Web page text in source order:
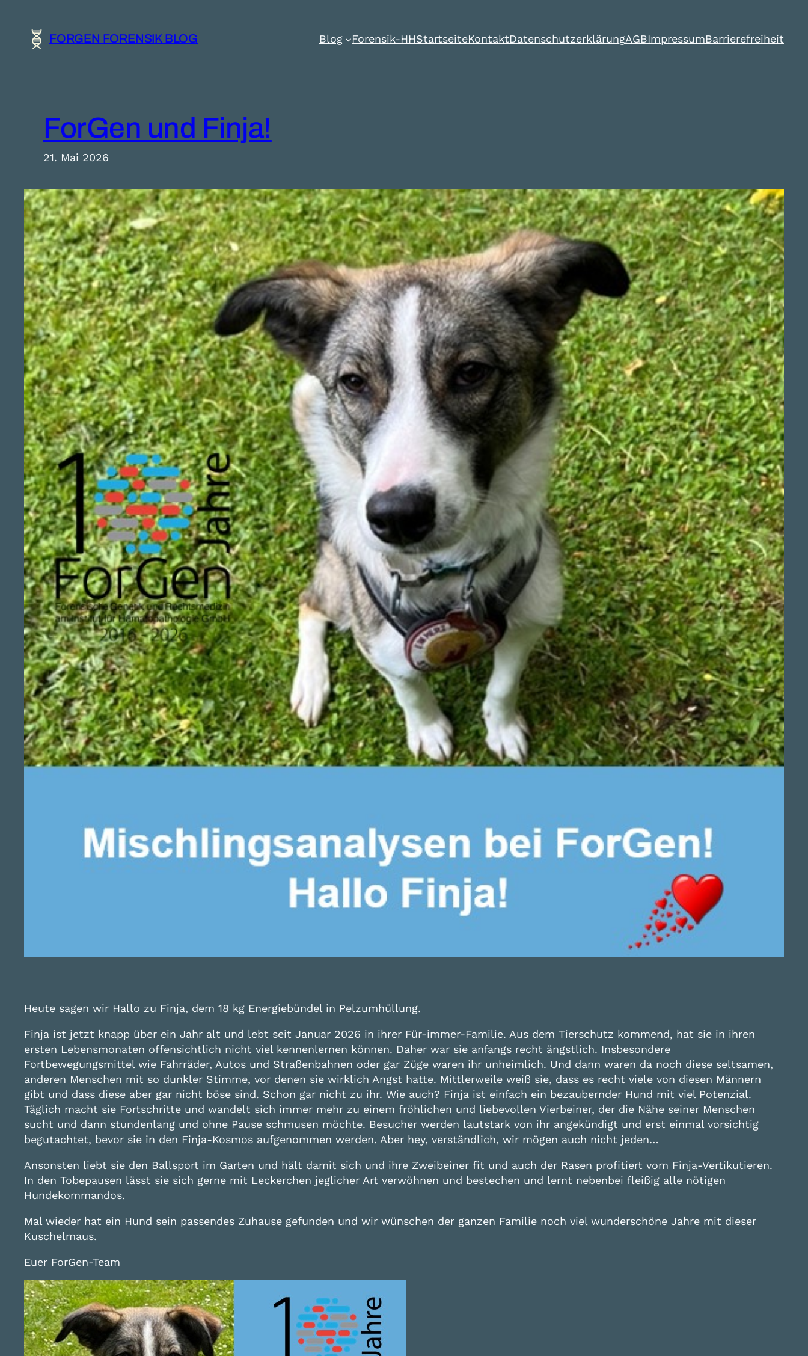
Inhalt
springen FORGEN FORENSIK BLOG Blog Forensik-HHStartseiteKontaktDatenschutzerklärungAGBImpressumBarrierefreiheit
ForGen und Finja!
21. Mai 2026
Heute sagen wir Hallo zu Finja, dem 18 kg Energiebündel in Pelzumhüllung.
Finja ist jetzt knapp über ein Jahr alt und lebt seit Januar 2026 in ihrer Für-immer-Familie. Aus dem Tierschutz kommend, hat sie in ihren
ersten Lebensmonaten offensichtlich nicht viel kennenlernen können. Daher war sie anfangs recht ängstlich. Insbesondere
Fortbewegungsmittel wie Fahrräder, Autos und Straßenbahnen oder gar Züge waren ihr unheimlich. Und dann waren da noch diese seltsamen,
anderen Menschen mit so dunkler Stimme, vor denen sie wirklich Angst hatte. Mittlerweile weiß sie, dass es recht viele von diesen Männern
gibt und dass diese aber gar nicht böse sind. Schon gar nicht zu ihr. Wie auch? Finja ist einfach ein bezaubernder Hund mit viel Potenzial.
Täglich macht sie Fortschritte und wandelt sich immer mehr zu einem fröhlichen und liebevollen Vierbeiner, der die Nähe seiner Menschen
sucht und dann stundenlang und ohne Pause schmusen möchte. Besucher werden lautstark von ihr angekündigt und erst einmal vorsichtig
begutachtet, bevor sie in den Finja-Kosmos aufgenommen werden. Aber hey, verständlich, wir mögen auch nicht jeden…
Ansonsten liebt sie den Ballsport im Garten und hält damit sich und ihre Zweibeiner fit und auch der Rasen profitiert vom Finja-Vertikutieren.
In den Tobepausen lässt sie sich gerne mit Leckerchen jeglicher Art verwöhnen und bestechen und lernt nebenbei fleißig alle nötigen
Hundekommandos.
Mal wieder hat ein Hund sein passendes Zuhause gefunden und wir wünschen der ganzen Familie noch viel wunderschöne Jahre mit dieser
Kuschelmaus.
Euer ForGen-Team